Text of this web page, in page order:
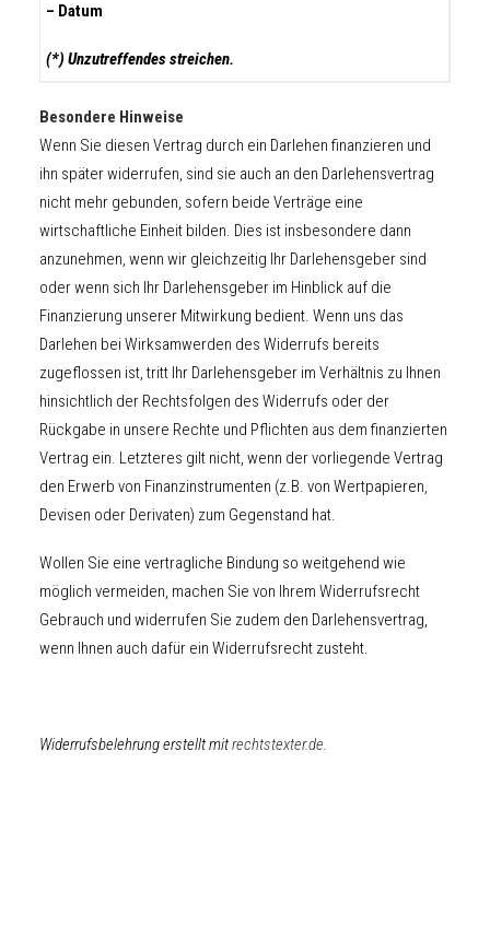
– Datum
(*) Unzutreffendes streichen.
Besondere Hinweise
Wenn Sie diesen Vertrag durch ein Darlehen finanzieren und
ihn später widerrufen, sind sie auch an den Darlehensvertrag
nicht mehr gebunden, sofern beide Verträge eine
wirtschaftliche Einheit bilden. Dies ist insbesondere dann
anzunehmen, wenn wir gleichzeitig Ihr Darlehensgeber sind
oder wenn sich Ihr Darlehensgeber im Hinblick auf die
Finanzierung unserer Mitwirkung bedient. Wenn uns das
Darlehen bei Wirksamwerden des Widerrufs bereits
zugeflossen ist, tritt Ihr Darlehensgeber im Verhältnis zu Ihnen
hinsichtlich der Rechtsfolgen des Widerrufs oder der
Rückgabe in unsere Rechte und Pflichten aus dem finanzierten
Vertrag ein. Letzteres gilt nicht, wenn der vorliegende Vertrag
den Erwerb von Finanzinstrumenten (z.B. von Wertpapieren,
Devisen oder Derivaten) zum Gegenstand hat.
Wollen Sie eine vertragliche Bindung so weitgehend wie
möglich vermeiden, machen Sie von Ihrem Widerrufsrecht
Gebrauch und widerrufen Sie zudem den Darlehensvertrag,
wenn Ihnen auch dafür ein Widerrufsrecht zusteht.
Widerrufsbelehrung erstellt mitrechtstexter.de.